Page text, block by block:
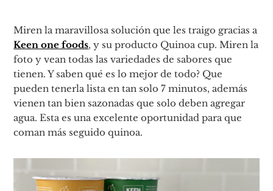
Miren la maravillosa solución que les traigo gracias a
Keen one foods, y su producto Quinoa cup. Miren la
foto y vean todas las variedades de sabores que
tienen. Y saben qué es lo mejor de todo? Que
pueden tenerla lista en tan solo 7 minutos, además
vienen tan bien sazonadas que solo deben agregar
agua. Esta es una excelente oportunidad para que
coman más seguido quinoa.